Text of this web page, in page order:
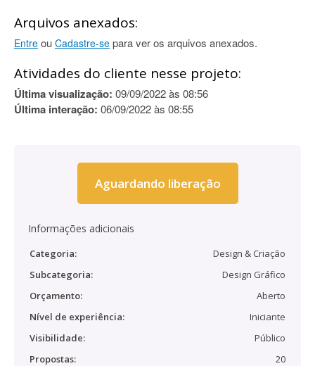
Arquivos anexados:
Entre ou Cadastre-se para ver os arquivos anexados.
Atividades do cliente nesse projeto:
Última visualização: 09/09/2022 às 08:56
Última interação: 06/09/2022 às 08:55
Aguardando liberação
Informações adicionais
Categoria:
Design & Criação
Subcategoria:
Design Gráfico
Orçamento:
Aberto
Nível de experiência:
Iniciante
Visibilidade:
Público
Propostas:
20